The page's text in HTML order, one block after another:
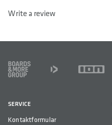
Write a review
FOOTER
SERVICE
Kontaktformular